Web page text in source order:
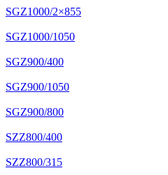
SGZ1000/2×855
SGZ1000/1050
SGZ900/400
SGZ900/1050
SGZ900/800
SZZ800/400
SZZ800/315